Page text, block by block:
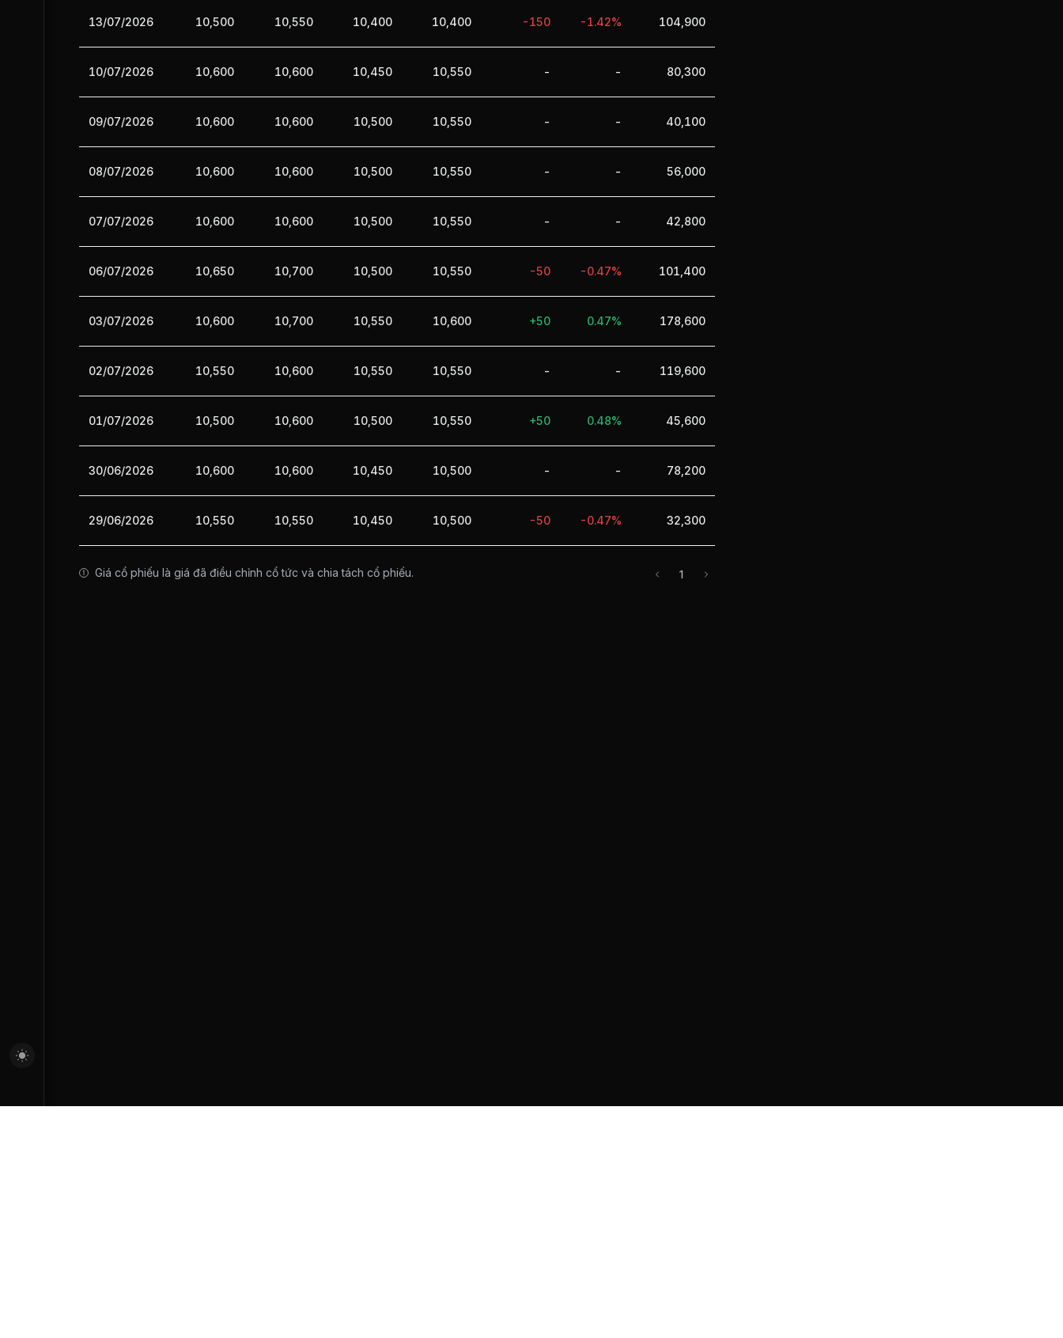
13/07/2026 10,500 10,550 10,400 10,400 -150 -1.42% 104,900
10/07/2026 10,600 10,600 10,450 10,550 - - 80,300
09/07/2026 10,600 10,600 10,500 10,550 - - 40,100
08/07/2026 10,600 10,600 10,500 10,550 - - 56,000
07/07/2026 10,600 10,600 10,500 10,550 - - 42,800
06/07/2026 10,650 10,700 10,500 10,550 -50 -0.47% 101,400
03/07/2026 10,600 10,700 10,550 10,600 +50 0.47% 178,600
02/07/2026 10,550 10,600 10,550 10,550 - - 119,600
01/07/2026 10,500 10,600 10,500 10,550 +50 0.48% 45,600
30/06/2026 10,600 10,600 10,450 10,500 - - 78,200
29/06/2026 10,550 10,550 10,450 10,500 -50 -0.47% 32,300
Giá cổ phiếu là giá đã điều chỉnh cổ tức và chia tách cổ phiếu. 1